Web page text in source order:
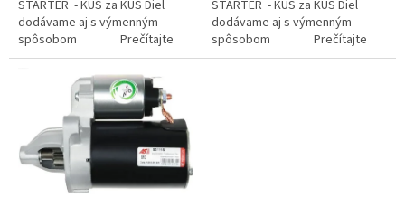
ŠTARTÉR - KUS za KUS Diel
dodávame aj s výmenným
spôsobom Prečítajte
si ako funguje...
ŠTARTÉR - KUS za KUS Diel
dodávame aj s výmenným
spôsobom Prečítajte
si ako funguje...